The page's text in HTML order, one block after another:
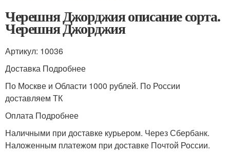
Черешня Джорджия описание сорта.
Черешня Джорджия
Артикул: 10036
Доставка Подробнее
По Москве и Области 1000 рублей. По России
доставляем ТК
Оплата Подробнее
Наличными при доставке курьером. Через Сбербанк.
Наложенным платежом при доставке Почтой России.